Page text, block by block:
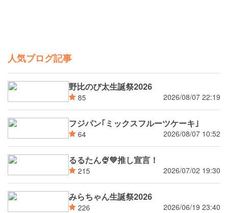
人気ブログ記事
野比のび太生誕祭2026
85 2026/08/07 22:19
フジパン｢ミックスフルーツケーキ｣
64 2026/08/07 10:52
るるたん🍨‪💚推し宣言！
215 2026/07/02 19:30
みらちゃん生誕祭2026
226 2026/06/19 23:40